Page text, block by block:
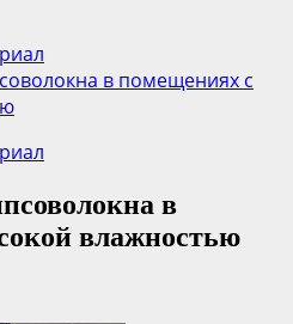
в помещениях с
в
влажностью